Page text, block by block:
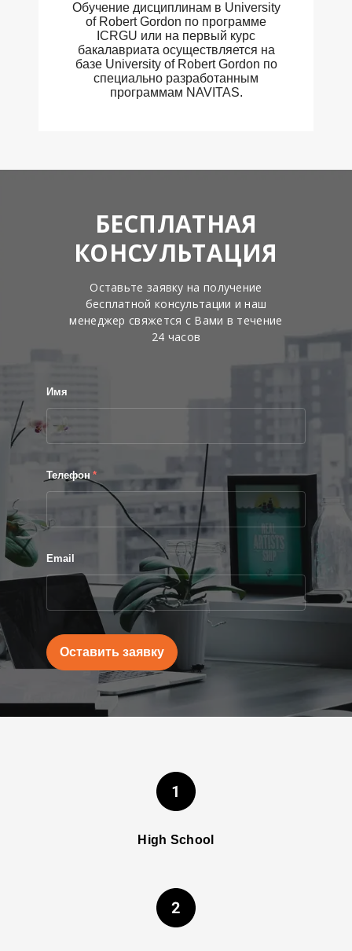
Обучение дисциплинам в University
of Robert Gordon по программе
ICRGU или на первый курс
бакалавриата осуществляется на
базе University of Robert Gordon по
специально разработанным
программам NAVITAS.
БЕСПЛАТНАЯ
КОНСУЛЬТАЦИЯ
Оставьте заявку на получение
бесплатной консультации и наш
менеджер свяжется с Вами в течение
24 часов
Имя
Телефон *
Email
Оставить заявку
High School